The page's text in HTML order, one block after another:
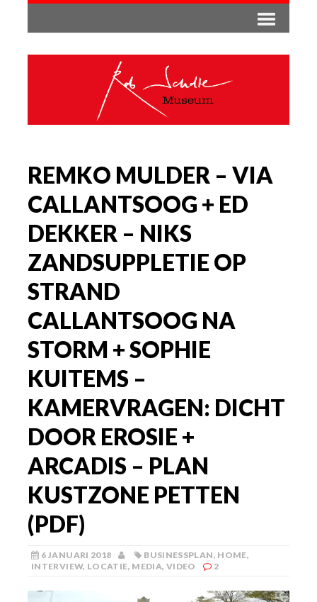
REMKO MULDER – VIA
CALLANTSOOG + ED
DEKKER – NIKS
ZANDSUPPLETIE OP
STRAND
CALLANTSOOG NA
STORM + SOPHIE
KUITEMS –
KAMERVRAGEN: DICHT
DOOR EROSIE +
ARCADIS – PLAN
KUSTZONE PETTEN
(PDF)
6 JANUARI 2018 BUSINESSPLAN, HOME,
INTERVIEW, LOCATIE, MEDIA, VIDEO 2